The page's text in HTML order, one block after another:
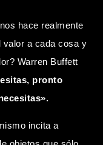
hace realmente
valor a cada cosa y
Warren Buffett
pronto
incita a